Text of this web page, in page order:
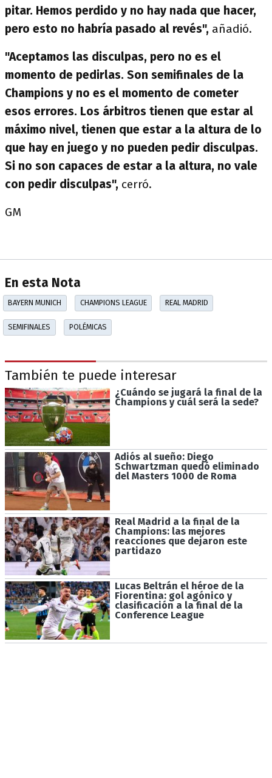
pitar. Hemos perdido y no hay nada que hacer,
pero esto no habría pasado al revés", añadió.
"Aceptamos las disculpas, pero no es el
momento de pedirlas. Son semifinales de la
Champions y no es el momento de cometer
esos errores. Los árbitros tienen que estar al
máximo nivel, tienen que estar a la altura de lo
que hay en juego y no pueden pedir disculpas.
Si no son capaces de estar a la altura, no vale
con pedir disculpas", cerró.
GM
En esta Nota
BAYERN MUNICH CHAMPIONS LEAGUE REAL MADRID
SEMIFINALES POLÉMICAS
También te puede interesar
¿Cuándo se jugará la final de la
Champions y cuál será la sede?
Adiós al sueño: Diego
Schwartzman quedó eliminado
del Masters 1000 de Roma
Real Madrid a la final de la
Champions: las mejores
reacciones que dejaron este
partidazo
Lucas Beltrán el héroe de la
Fiorentina: gol agónico y
clasificación a la final de la
Conference League